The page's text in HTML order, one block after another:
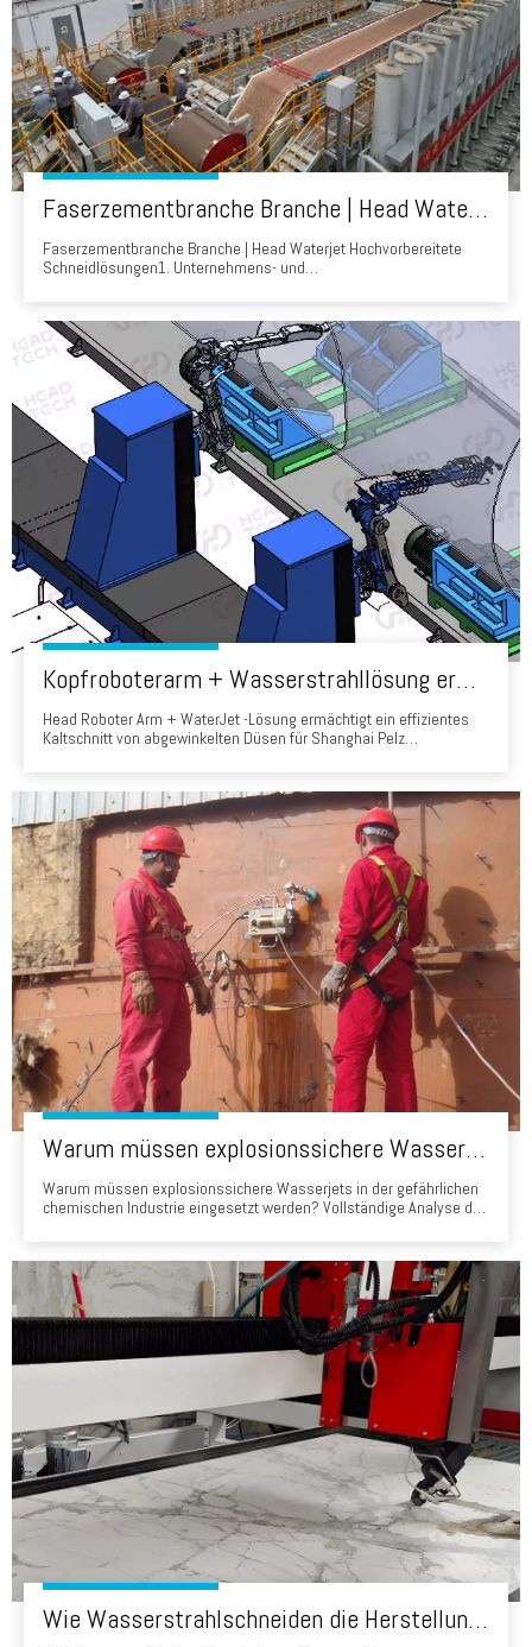
Faserzementbranche Branche | Head Waterjet Hochvor-Präparat-Schneidlösungen
Faserzementbranche Branche | Head Waterjet Hochvorbereitete
Schneidlösungen1. Unternehmens- und
Kopfroboterarm + Wasserstrahllösung ermöglicht das effiziente Kaltschnitt von abgewinkelten Düsen für Shanghai Pelz -Druckgefäße
Head Roboter Arm + WaterJet -Lösung ermächtigt ein effizientes
Kaltschnitt von abgewinkelten Düsen für Shanghai Pelz
Warum müssen explosionssichere Wasserjets in der gefährlichen chemischen Industrie eingesetzt werden? Vollständige Analyse tragbarer Wasserstrahlschneidelösungen
Warum müssen explosionssichere Wasserjets in der gefährlichen
chemischen Industrie eingesetzt werden? Vollständige Analyse der
Voraussetzung - sondern die Grundlage für jeden Betrieb. In der
Wartung Ablagerungen
Wie Wasserstrahlschneiden die Herstellung von Home Stone verwandelt: Ein praktischer Leitfaden für Unternehmer